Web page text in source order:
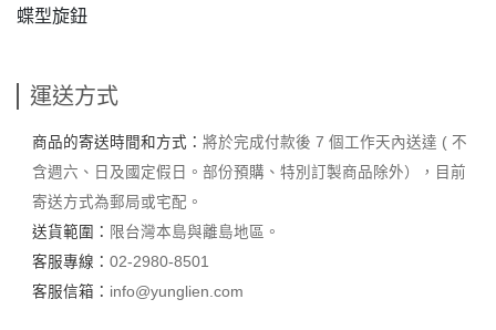
蝶型旋鈕
運送方式
商品的寄送時間和方式： 將於完成付款後 7 個工作天內送達 ( 不
含週六、日及國定假日。部份預購、特別訂製商品除外），目前
寄送方式為郵局或宅配。
送貨範圍： 限台灣本島與離島地區。
客服專線： 02-2980-8501
客服信箱： info@yunglien.com